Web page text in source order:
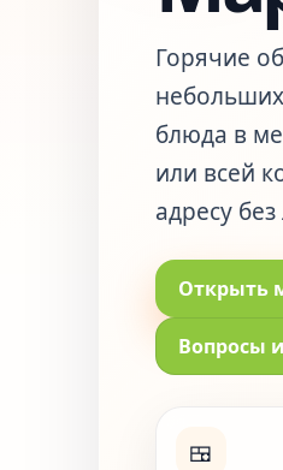
Горячие
блюда в
или всей
адресу
Открыть
Вопросы
🍱